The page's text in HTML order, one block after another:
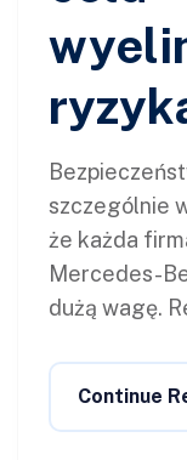
szczególnie
że każda
Mercedes-
dużą wagę.
Continue